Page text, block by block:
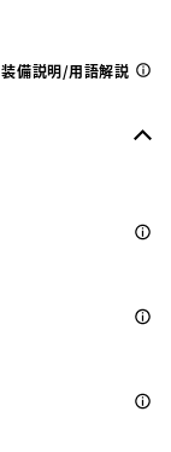
装備説明/用語解説